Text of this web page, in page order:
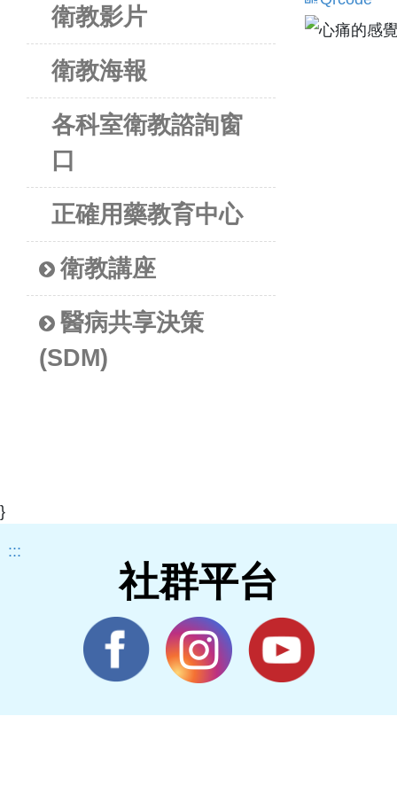
衛教影片
衛教海報
各科室衛教諮詢窗
口
正確用藥教育中心
衛教講座
醫病共享決策
(SDM)
}
:::
社群平台